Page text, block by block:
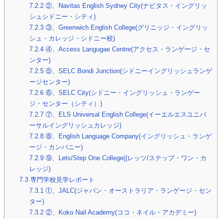
7.2.2②、Navitas English Sydney City(ナビタス・イングリッ
シュシドニー・シティ)
7.2.3③、Greenwich English College(グリニッジ・イングリッ
シュ・カレッジ・シドニー校)
7.2.4④、Access Langugae Centre(アクセス・ランゲージ・セ
ンター)
7.2.5⑤、SELC Bondi Junction(シドニーイングリッシュランゲ
ージセンター)
7.2.6⑥、SELC City(シドニー・イングリッシュ・ランゲー
ジ・センター（シティ）)
7.2.7⑦、ELS Universal English College(イーエルエスユニバ
ーサルイングリッシュカレッジ)
7.2.8⑧、English Language Company(イングリッシュ・ランゲ
ージ・カンパニー)
7.2.9⑨、Lets/Step One College((レッツ/ステップ・ワン・カ
レッジ)
7.3 専門学校見学レポート
7.3.1①、JALC(ジャパン・オーストラリア・ランゲージ・セン
ター)
7.3.2②、Koko Nail Academy(ココ・ネイル・アカデミー)